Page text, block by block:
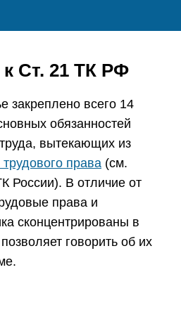
Ст. 21 ТК РФ
закреплено всего 14
обязанностей
вытекающих из
права (см.
России). В отличие от
права и
сконцентрированы в
говорить об их